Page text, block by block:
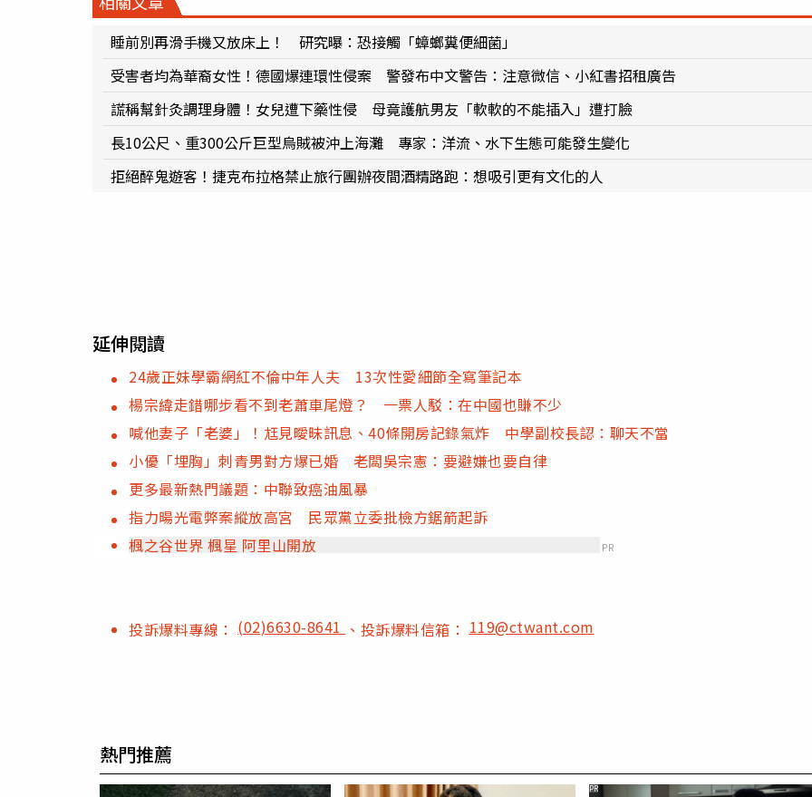
睡前別再滑手機又放床上！ 研究曝：恐接觸「蟑螂糞便細菌」
受害者均為華裔女性！德國爆連環性侵案 警發布中文警告：注意微信、小紅書招租廣告
謊稱幫針灸調理身體！女兒遭下藥性侵 母竟護航男友「軟軟的不能插入」遭打臉
長10公尺、重300公斤巨型烏賊被沖上海灘 專家：洋流、水下生態可能發生變化
拒絕醉鬼遊客！捷克布拉格禁止旅行團辦夜間酒精路跑：想吸引更有文化的人
延伸閱讀
24歲正妹學霸網紅不倫中年人夫 13次性愛細節全寫筆記本
楊宗緯走錯哪步看不到老蕭車尾燈？ 一票人駁：在中國也賺不少
喊他妻子「老婆」！尪見曖昧訊息、40條開房記錄氣炸 中學副校長認：聊天不當
小優「埋胸」刺青男對方爆已婚 老闆吳宗憲：要避嫌也要自律
更多最新熱門議題：中聯致癌油風暴
指力暘光電弊案縱放高宮 民眾黨立委批檢方鋸箭起訴
楓之谷世界 楓星 阿里山開放
PR
投訴爆料專線： (02)6630-8641 、投訴爆料信箱：119@ctwant.com
熱門推薦
PR